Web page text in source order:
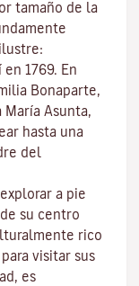
tamaño de la
1769. En
Bonaparte,
María Asunta,
hasta una
del
a pie
su centro
rico
visitar sus
es